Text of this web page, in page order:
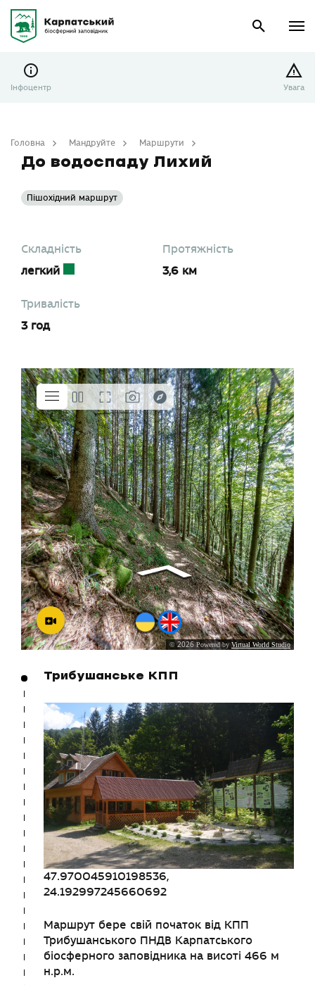
Інфоцентр Увага
Головна Мандруйте Маршрути
До водоспаду Лихий
Пішохідний маршрут
Складність
легкий
Протяжність
3,6 км
Тривалість
3 год
Трибушанське КПП
47.970045910198536,
24.192997245660692
Маршрут бере свій початок від КПП
Трибушанського ПНДВ Карпатського
біосферного заповідника на висоті 466 м
н.р.м.